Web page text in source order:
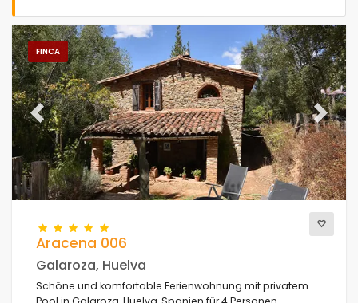
Art der Unterkunft
Personen
Schlafzimmer
Badezimmer
FINCA
Previous Next
Aracena 006
Galaroza, Huelva
Schöne und komfortable Ferienwohnung mit privatem